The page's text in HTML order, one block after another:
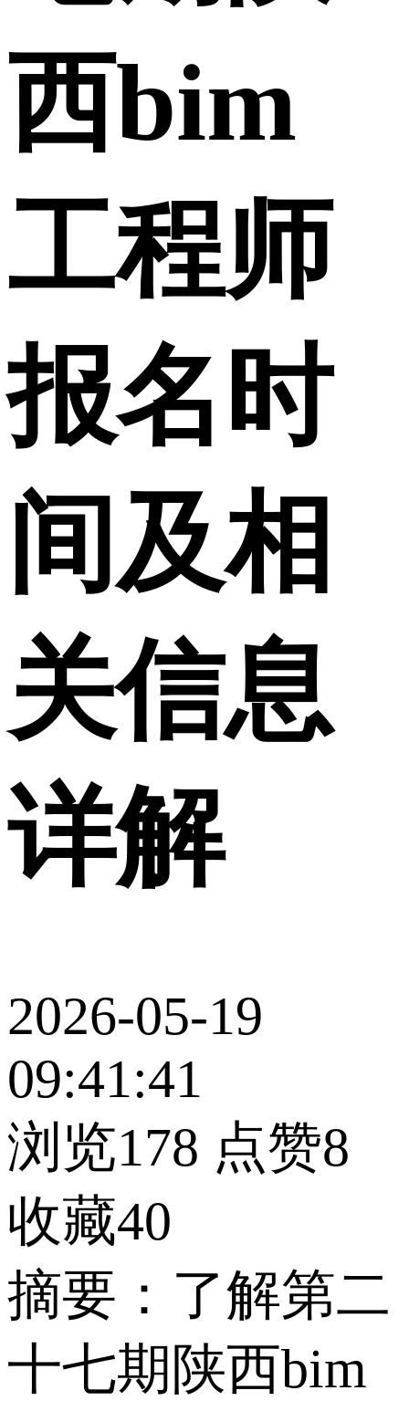
西bim
工程师
报名时
间及相
关信息
详解
2026-05-19
09:41:41
浏览178 点赞8
收藏40
摘要：了解第二
十七期陕西bim